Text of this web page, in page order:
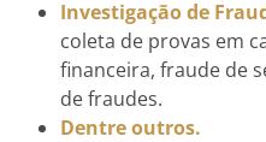
Investigação de
coleta de provas em
financeira, fraude de
de fraudes.
Dentre outros.